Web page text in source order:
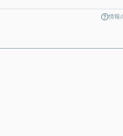
情報